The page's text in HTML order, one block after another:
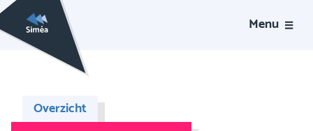
Menu
Overzicht